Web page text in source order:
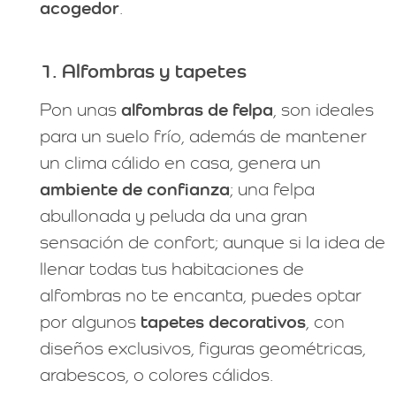
acogedor.
1. Alfombras y tapetes
Pon unas alfombras de felpa , son ideales
para un suelo frío, además de mantener
un clima cálido en casa, genera un
ambiente de confianza; una felpa
abullonada y peluda da una gran
sensación de confort; aunque si la idea de
llenar todas tus habitaciones de
alfombras no te encanta, puedes optar
por algunos tapetes decorativos , con
diseños exclusivos, figuras geométricas,
arabescos, o colores cálidos.